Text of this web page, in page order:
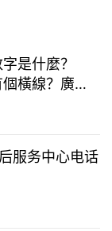
是什麼？
橫線？廣州
服务中心电话